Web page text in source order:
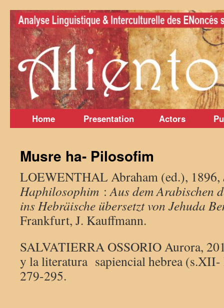
Skip
content
Home Presentation Actors
Musre ha- Pilosofim
LOEWENTHAL Abraham (ed.), 1896,
Haphilosophim :Aus dem Arabischen
ins Hebräische übersetzt von Jehuda
Frankfurt, J. Kauffmann.
SALVATIERRA OSSORIO Aurora,
y la literatura sapiencial hebrea
279-295.